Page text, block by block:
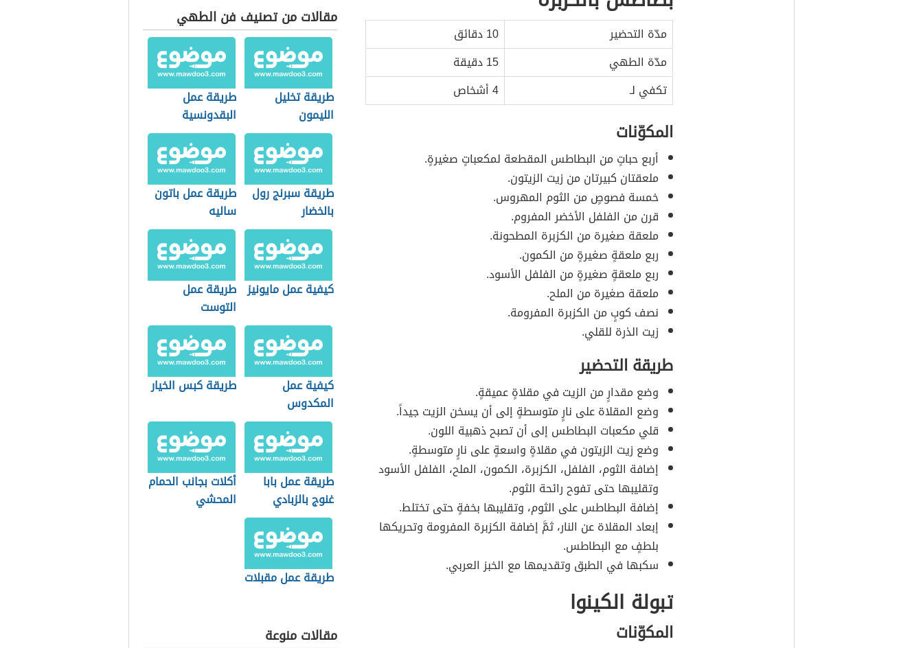
مدّة التحضير
10 دقائق
مدّة الطهي
15 دقيقة
تكفي لـ
4 أشخاص
المكوّنات
أربع حباتٍ من البطاطس المقطعة لمكعباتٍ صغيرةٍ.
ملعقتان كبيرتان من زيت الزيتون.
خمسة فصوصٍ من الثوم المهروس.
قرن من الفلفل الأخضر المفروم.
ملعقة صغيرة من الكزبرة المطحونة.
ربع ملعقةٍ صغيرةٍ من الكمون.
ربع ملعقةٍ صغيرةٍ من الفلفل الأسود.
ملعقة صغيرة من الملح.
نصف كوبٍ من الكزبرة المفرومة.
زيت الذرة للقلي.
طريقة التحضير
وضع مقدارٍ من الزيت في مقلاةٍ عميقةٍ.
وضع المقلاة على نارٍ متوسطةٍ إلى أن يسخن الزيت جيداً.
قلي مكعبات البطاطس إلى أن تصبح ذهبية اللون.
وضع زيت الزيتون في مقلاةٍ واسعةٍ على نارٍ متوسطةٍ.
إضافة الثوم، الفلفل، الكزبرة، الكمون، الملح، الفلفل الأسود
وتقليبها حتى تفوح رائحة الثوم.
إضافة البطاطس على الثوم، وتقليبها بخفةٍ حتى تختلط.
إبعاد المقلاة عن النار، ثمَّ إضافة الكزبرة المفرومة وتحريكها
بلطفٍ مع البطاطس.
سكبها في الطبق وتقديمها مع الخبز العربي.
تبولة الكينوا
المكوّنات
مقالات من تصنيف فن الطهي
طريقة تخليل
الليمون
طريقة عمل
البقدونسية
طريقة سبرنج رول
بالخضار
طريقة عمل باتون
ساليه
كيفية عمل مايونيز طريقة عمل
التوست
كيفية عمل
المكدوس
طريقة كبس الخيار
طريقة عمل بابا
غنوج بالزبادي
والطحينة
أكلات بجانب الحمام
المحشي
طريقة عمل مقبلات
مقالات منوعة